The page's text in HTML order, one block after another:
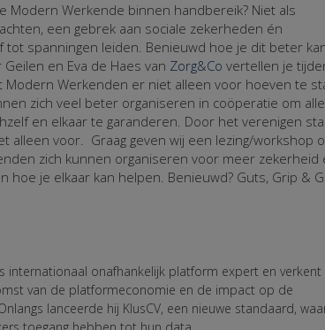
Modern Werkende binnen handbereik? Niet als
een gebrek aan sociale zekerheden én
spanningen leiden. Benieuwd hoe je dit beter
en Eva de Haes van Zorg&Co vertellen je
Modern Werkenden er niet alleen voor hoeven te
zich veel beter organiseren in coöperatie om alle
en elkaar te garanderen. Door het verenigen
alleen voor. Graag geven wij een lezing/workshop
zich kunnen organiseren voor meer zekerheid
hoe je elkaar kan helpen. Benieuwd? Guts, Grip &
internationaal onafhankelijk platform expert en verkent
van de platformeconomie en de impact op de
lanceerde hij KlusCV, een nieuwe standaard,